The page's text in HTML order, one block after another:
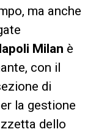
ma anche
Milan è
con il
di
la gestione
dello